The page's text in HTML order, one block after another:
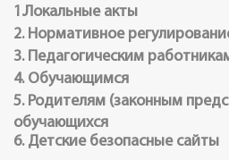
1.Локальные акты
2. Нормативное
3. Педагогическим
4. Обучающимся
5. Родителям (законным
обучающихся
6. Детские безопасные сайты